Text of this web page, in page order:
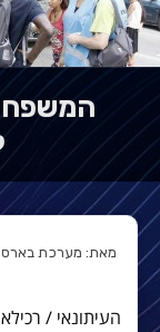
מאת: מערכת בארסה מאניה | 29/04/
העיתונאי /